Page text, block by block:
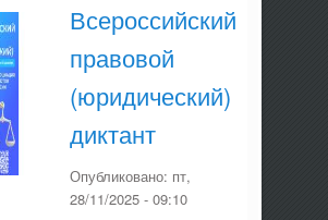
Всероссийский
правовой
(юридический)
диктант
Опубликовано: пт,
28/11/2025 - 09:10